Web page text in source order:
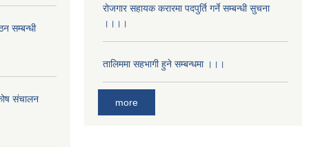
सम्बन्धी
संचालन
रोजगार सहायक करारमा पदपुर्ति गर्ने सम्बन्धी सुचना
।।।।
तालिममा सहभागी हुने सम्बन्धमा ।।।
more